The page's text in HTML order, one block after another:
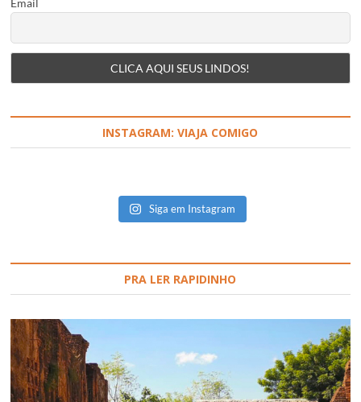
INSTAGRAM: VIAJA COMIGO
Siga em Instagram
PRA LER RAPIDINHO